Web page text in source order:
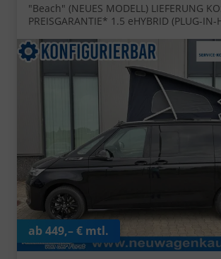
"Beach" (NEUES MODELL) LIEFERUNG
PREISGARANTIE* 1.5 eHYBRID (PLUG-IN-
Parksensoren vorne/hinten,
Klimaanlage Climatic, M-Lederlenkrad,
Digital Cockpit Pro, Schiebetüre links/
ab 449,– € mtl.